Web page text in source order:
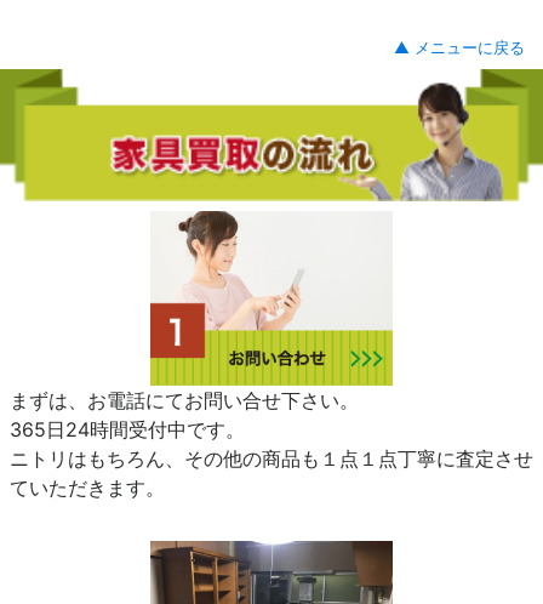
▲ メニューに戻る
まずは、お電話にてお問い合せ下さい。
365日24時間受付中です。
ニトリはもちろん、その他の商品も１点１点丁寧に査定させ
ていただきます。